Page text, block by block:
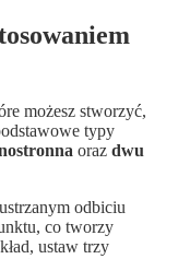
możesz stworzyć,
typy
oraz dwu
odbiciu
co tworzy
ustaw trzy